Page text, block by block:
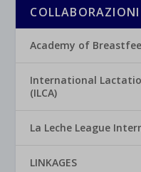
Academy of
International
(ILCA)
La Leche League
LINKAGES